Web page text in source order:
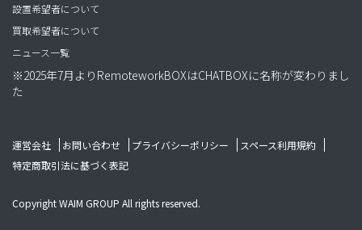
設置希望者について
買取希望者について
ニュース一覧
※2025年7月よりRemoteworkBOXはCHATBOXに名称が変わりまし
た
運営会社 お問い合わせ プライバシーポリシー
スペース利用規約
特定商取引法に基づく表記
Copyright WAIM GROUP All rights reserved.